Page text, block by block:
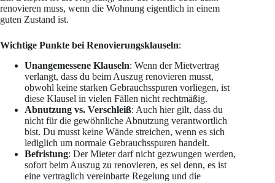
renovieren muss, wenn die Wohnung eigentlich in einem
guten Zustand ist.
Wichtige Punkte bei Renovierungsklauseln:
Unangemessene Klauseln: Wenn der Mietvertrag
verlangt, dass du beim Auszug renovieren musst,
obwohl keine starken Gebrauchsspuren vorliegen, ist
diese Klausel in vielen Fällen nicht rechtmäßig.
Abnutzung vs. Verschleiß: Auch hier gilt, dass du
nicht für die gewöhnliche Abnutzung verantwortlich
bist. Du musst keine Wände streichen, wenn es sich
lediglich um normale Gebrauchsspuren handelt.
Befristung: Der Mieter darf nicht gezwungen werden,
sofort beim Auszug zu renovieren, es sei denn, es ist
eine vertraglich vereinbarte Regelung und die